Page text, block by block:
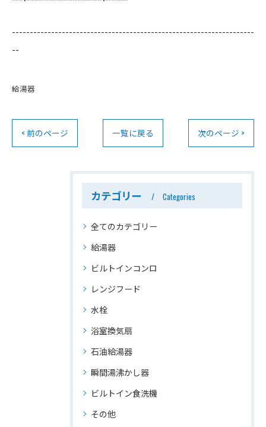
--------------------------------------------------------------------
--
給湯器
< 前のページ 一覧に戻る 次のページ >
カテゴリー Categories
全てのカテゴリー
給湯器
ビルトインコンロ
レンジフード
水栓
浴室換気扇
石油給湯器
瞬間湯沸かし器
ビルトイン食洗機
その他